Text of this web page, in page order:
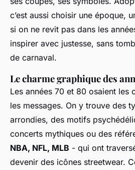
c’est aussi choisir une époque,
si on ne revit pas dans les
inspirer avec justesse, sans
de carnaval.
Le charme graphique des
Les années 70 et 80 osaient les
les messages. On y trouve des
arrondies, des motifs
concerts mythiques ou des
NBA, NFL, MLB - qui ont
devenir des icônes streetwear.